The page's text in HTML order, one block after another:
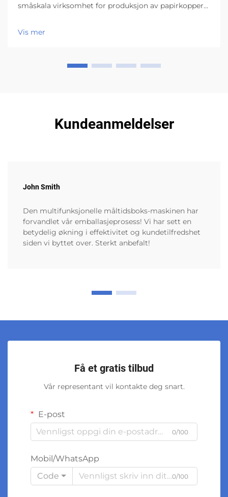
småskala virksomhet for produksjon av papirkopper
på, er hvilken maskin for å lage papirkopper du skal
bruke. Det er den viktigste utstyret en...
Vis mer
Kundeanmeldelser
John Smith
Den multifunksjonelle måltidsboks-maskinen har
forvandlet vår emballasjeprosess! Vi har sett en
betydelig økning i effektivitet og kundetilfredshet
siden vi byttet over. Sterkt anbefalt!
Få et gratis tilbud
Vår representant vil kontakte deg snart.
E-post
0/100
Mobil/WhatsApp
Code
0/100